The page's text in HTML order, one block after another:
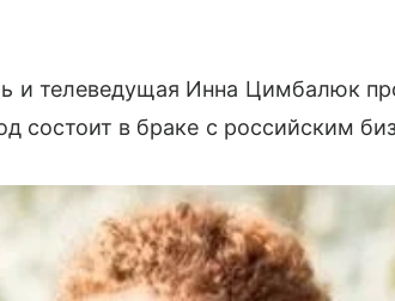
и телеведущая Инна Цимбалюк
состоит в браке с российским